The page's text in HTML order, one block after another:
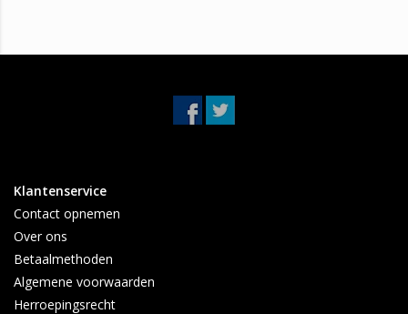
Klantenservice
Contact opnemen
Over ons
Betaalmethoden
Algemene voorwaarden
Herroepingsrecht